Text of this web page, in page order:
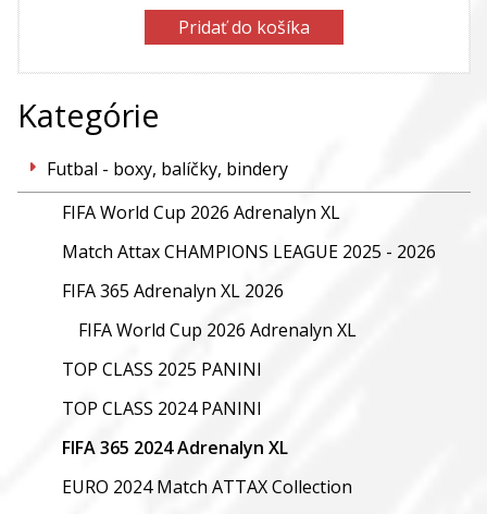
Pridať do košíka
Kategórie
Futbal - boxy, balíčky, bindery
FIFA World Cup 2026 Adrenalyn XL
Match Attax CHAMPIONS LEAGUE 2025 - 2026
FIFA 365 Adrenalyn XL 2026
FIFA World Cup 2026 Adrenalyn XL
TOP CLASS 2025 PANINI
TOP CLASS 2024 PANINI
FIFA 365 2024 Adrenalyn XL
EURO 2024 Match ATTAX Collection